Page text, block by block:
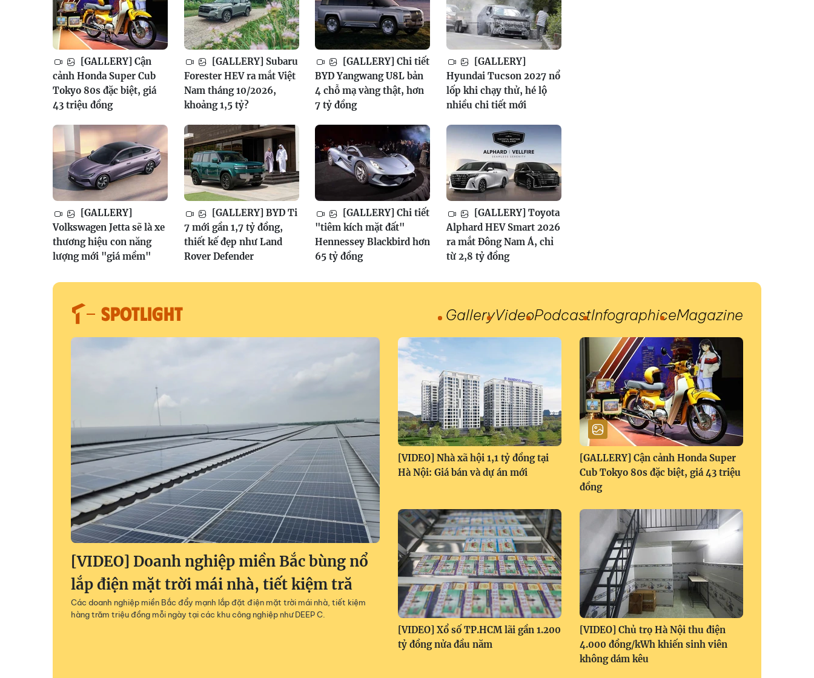
[GALLERY] Cận
cảnh Honda Super Cub
Tokyo 80s đặc biệt, giá
43 triệu đồng
[GALLERY] Subaru
Forester HEV ra mắt Việt
Nam tháng 10/2026,
khoảng 1,5 tỷ?
[GALLERY] Chi tiết
BYD Yangwang U8L bản
4 chỗ mạ vàng thật, hơn
7 tỷ đồng
[GALLERY]
Hyundai Tucson 2027 nổ
lốp khi chạy thử, hé lộ
nhiều chi tiết mới
[GALLERY]
Volkswagen Jetta sẽ là xe
thương hiệu con năng
lượng mới "giá mềm"
[GALLERY] BYD Ti
7 mới gần 1,7 tỷ đồng,
thiết kế đẹp như Land
Rover Defender
[GALLERY] Chi tiết
"tiêm kích mặt đất"
Hennessey Blackbird hơn
65 tỷ đồng
[GALLERY] Toyota
Alphard HEV Smart 2026
ra mắt Đông Nam Á, chỉ
từ 2,8 tỷ đồng
SPOTLIGHT GalleryVideoPodcastInfographiceMagazine
[VIDEO] Doanh nghiệp miền Bắc bùng nổ
lắp điện mặt trời mái nhà, tiết kiệm tră
Các doanh nghiệp miền Bắc đẩy mạnh lắp đặt điện mặt trời mái nhà, tiết kiệm
hàng trăm triệu đồng mỗi ngày tại các khu công nghiệp như DEEP C.
[VIDEO] Nhà xã hội 1,1 tỷ đồng tại
Hà Nội: Giá bán và dự án mới
[GALLERY] Cận cảnh Honda Super
Cub Tokyo 80s đặc biệt, giá 43 triệu
đồng
[VIDEO] Xổ số TP.HCM lãi gần 1.200
tỷ đồng nửa đầu năm
[VIDEO] Chủ trọ Hà Nội thu điện
4.000 đồng/kWh khiến sinh viên
không dám kêu